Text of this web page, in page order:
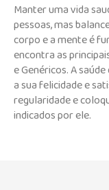
Manter uma vida
pessoas, mas
corpo e a mente é
encontra as
e Genéricos. A
a sua felicidade e
regularidade e
indicados por ele.